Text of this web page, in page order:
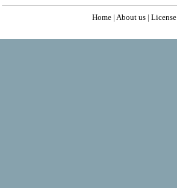
Home | About us | License